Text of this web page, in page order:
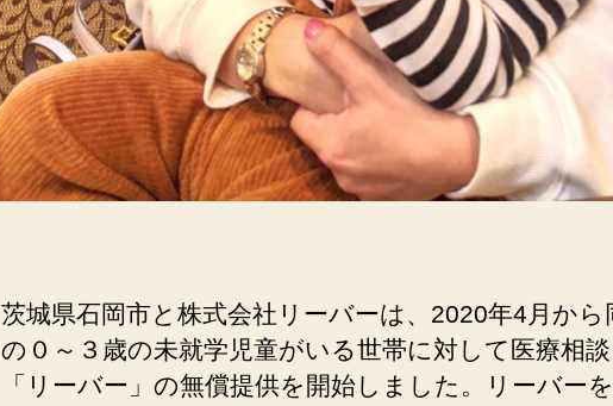
茨城県石岡市と株式会社リーバーは、2020年4月から
の０～３歳の未就学児童がいる世帯に対して医療相
「リーバー」の無償提供を開始しました。
リーバー